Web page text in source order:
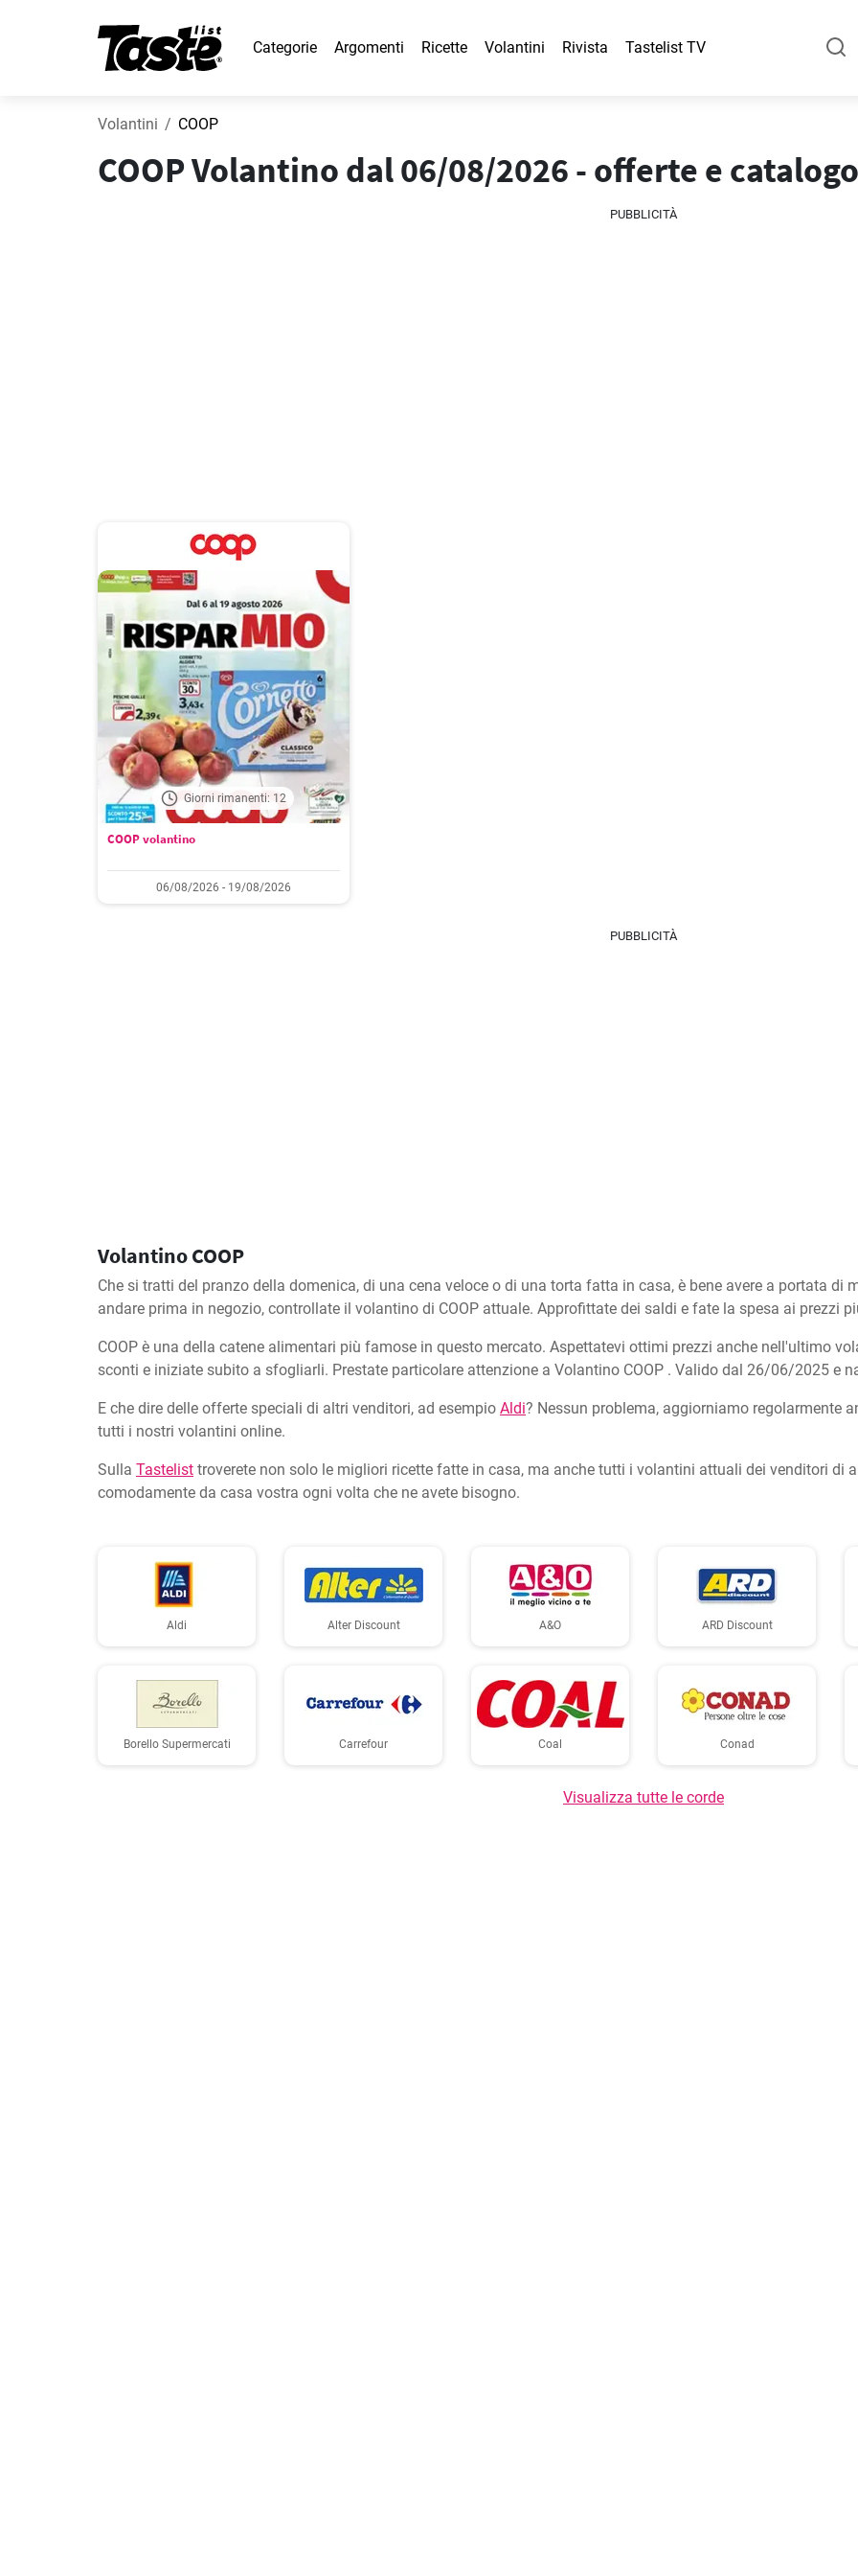
Categorie Argomenti Ricette Volantini Rivista Tastelist TV
Volantini COOP
COOP Volantino dal 06/08/2026 - offerte e catalogo
PUBBLICITÀ
Giorni rimanenti: 12
COOP volantino
06/08/2026 - 19/08/2026
PUBBLICITÀ
Volantino COOP
Che si tratti del pranzo della domenica, di una cena veloce o di una torta fatta in casa, è bene avere a portata
andare prima in negozio, controllate il volantino di COOP attuale. Approfittate dei saldi e fate la spesa ai prezzi
COOP è una della catene alimentari più famose in questo mercato. Aspettatevi ottimi prezzi anche nell'ultimo
sconti e iniziate subito a sfogliarli. Prestate particolare attenzione a Volantino COOP . Valido dal 26/06/2025 e
E che dire delle offerte speciali di altri venditori, ad esempio Aldi? Nessun problema, aggiorniamo regolarmente
tutti i nostri volantini online.
Sulla Tastelist troverete non solo le migliori ricette fatte in casa, ma anche tutti i volantini attuali dei venditori di
comodamente da casa vostra ogni volta che ne avete bisogno.
Aldi Alter Discount A&O ARD Discount
Borello Supermercati Carrefour Coal Conad
Visualizza tutte le corde